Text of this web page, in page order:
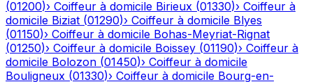
(01200)› Coiffeur à domicile Birieux (01330)› Coiffeur à
domicile Biziat (01290)› Coiffeur à domicile Blyes
(01150)› Coiffeur à domicile Bohas-Meyriat-Rignat
(01250)› Coiffeur à domicile Boissey (01190)› Coiffeur à
domicile Bolozon (01450)› Coiffeur à domicile
Bouligneux (01330)› Coiffeur à domicile Bourg-en-